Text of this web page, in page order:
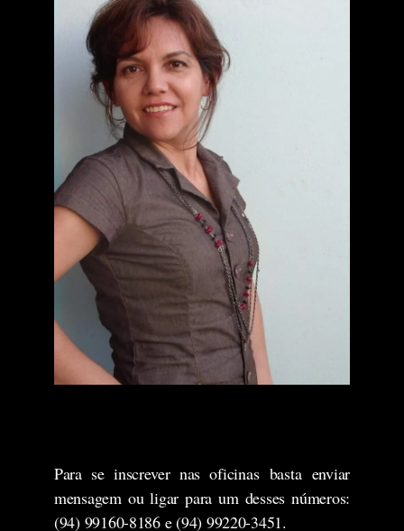
Para se inscrever nas oficinas basta enviar
mensagem ou ligar para um desses números:
(94) 99160-8186 e (94) 99220-3451.